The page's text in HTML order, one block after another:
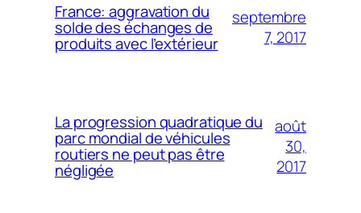
France: aggravation du
solde des échanges de
produits avec l’extérieur
septembre
7, 2017
La progression quadratique du
parc mondial de véhicules
routiers ne peut pas être
négligée
août
30,
2017